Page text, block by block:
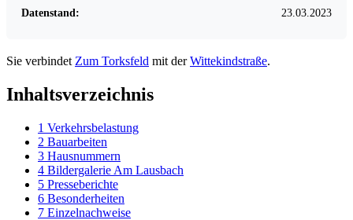
Datenstand: 23.03.2023
Sie verbindet Zum Torksfeld mit derWittekindstraße.
Inhaltsverzeichnis
1 Verkehrsbelastung
2 Bauarbeiten
3 Hausnummern
4 Bildergalerie Am Lausbach
5 Presseberichte
6 Besonderheiten
7 Einzelnachweise